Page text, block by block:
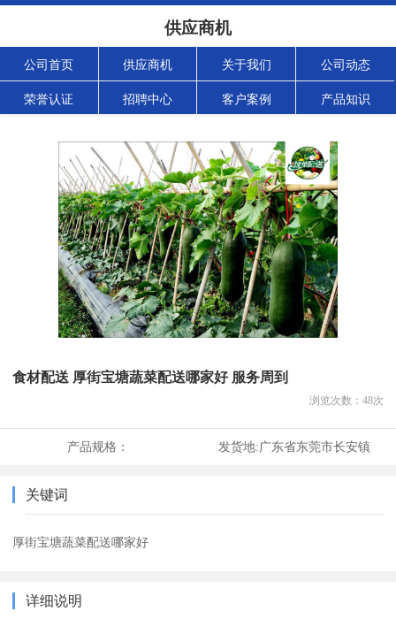
供应商机
公司首页 供应商机 关于我们 公司动态
荣誉认证 招聘中心 客户案例 产品知识
食材配送 厚街宝塘蔬菜配送哪家好 服务周到
浏览次数： 48次
产品规格： 发货地:广东省东莞市长安镇
关键词
厚街宝塘蔬菜配送哪家好
详细说明